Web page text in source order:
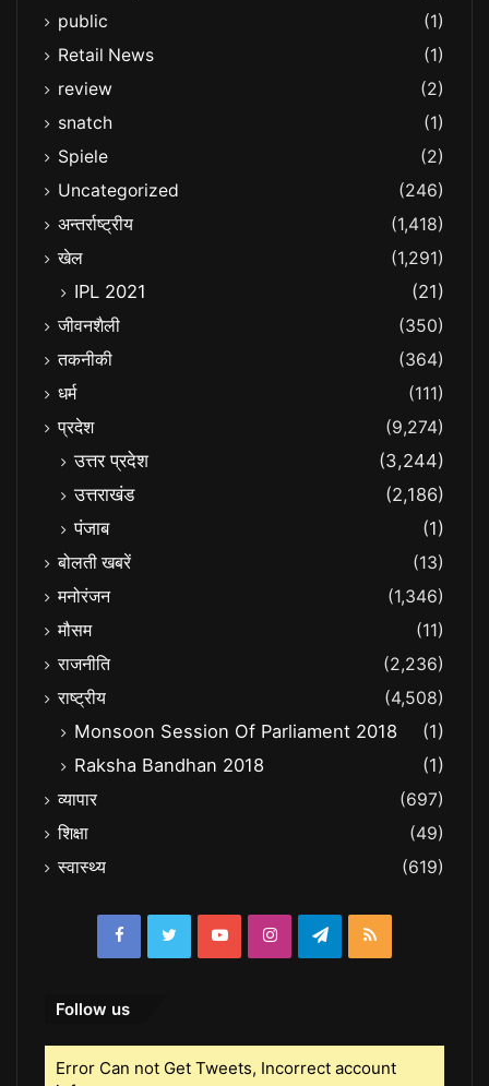
public
(1)
Retail News
(1)
review
(2)
snatch
(1)
Spiele
(2)
Uncategorized
(246)
अन्तर्राष्ट्रीय
(1,418)
खेल
(1,291)
IPL 2021 (21)
जीवनशैली
(350)
तकनीकी
(364)
धर्म
(111)
प्रदेश
(9,274)
उत्तर प्रदेश
(3,244)
उत्तराखंड
(2,186)
पंजाब
(1)
बोलती खबरें
(13)
मनोरंजन
(1,346)
मौसम
(11)
राजनीति
(2,236)
राष्ट्रीय
(4,508)
Monsoon Session Of Parliament 2018
(1)
Raksha Bandhan 2018
(1)
व्यापार
(697)
शिक्षा
(49)
स्वास्थ्य
(619)
FacebookTwitterYouTubeInstagramTelegram
RSS
Follow us
Error Can not Get Tweets, Incorrect account